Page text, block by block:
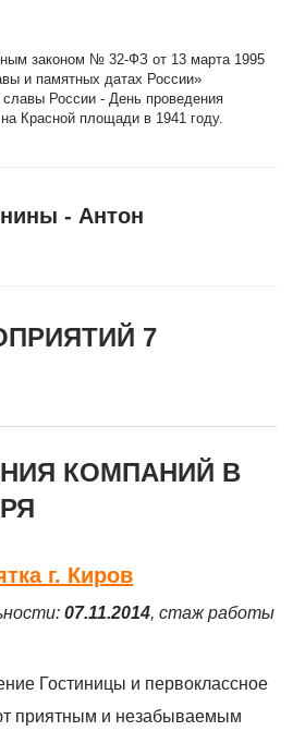
законом № 32-ФЗ от 13 марта 1995
и памятных датах России»
России - День проведения
Красной площади в 1941 году.
- Антон
7
КОМПАНИЙ В
г. Киров
07.11.2014, стаж работы
Гостиницы и первоклассное
приятным и незабываемым